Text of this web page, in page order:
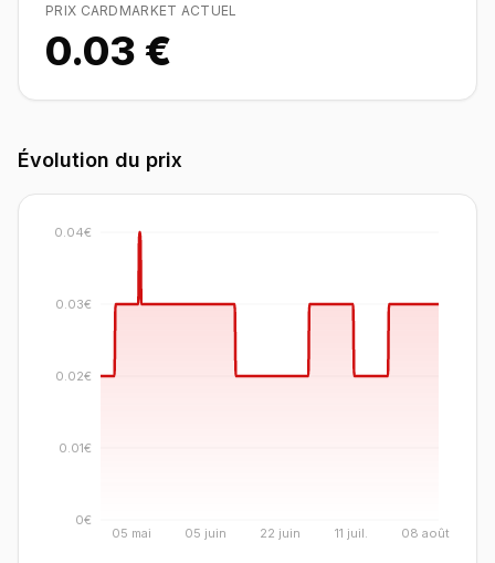
PRIX CARDMARKET ACTUEL
0.03 €
Évolution du prix
05 mai 05 juin 22 juin 11 juil. 08 août
0€
0.01€
0.02€
0.03€
0.04€